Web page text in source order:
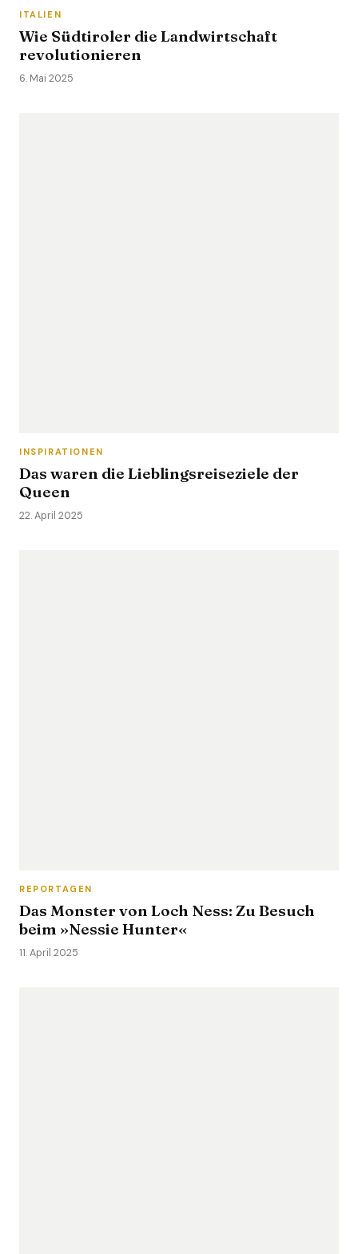
ITALIEN
Wie Südtiroler die Landwirtschaft
revolutionieren
6. Mai 2025
INSPIRATIONEN
Das waren die Lieblingsreiseziele der
Queen
22. April 2025
REPORTAGEN
Das Monster von Loch Ness: Zu Besuch
beim »Nessie Hunter«
11. April 2025